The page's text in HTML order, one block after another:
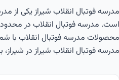
مدرسه فوتبال انقلاب شیراز یکی از
است. مدرسه فوتبال انقلاب در
مدرسه فوتبال انقلاب شیراز در